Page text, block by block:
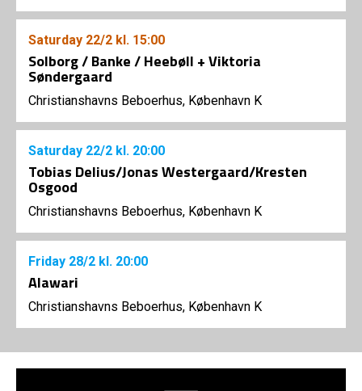
Saturday 22/2 kl. 15:00
Solborg / Banke / Heebøll + Viktoria
Søndergaard
Christianshavns Beboerhus, København K
Saturday 22/2 kl. 20:00
Tobias Delius/Jonas Westergaard/Kresten
Osgood
Christianshavns Beboerhus, København K
Friday 28/2 kl. 20:00
Alawari
Christianshavns Beboerhus, København K